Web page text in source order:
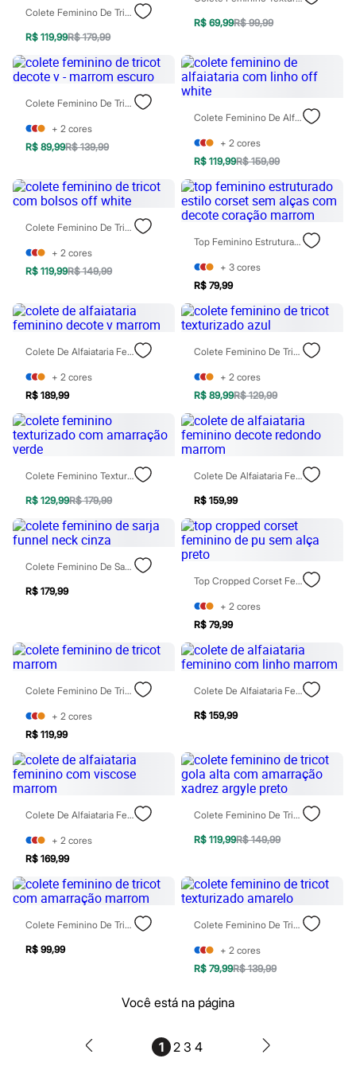
Rasteirinhas
Tênis
Diversão
Marcas
Baby Club
Fifteen
Miss Fifteen
Palomino
Moda íntima
Calcinhas
Meias
Pijamas
Moda praia
Biquínis e Maiôs
Sungas
Personagens
Hello Kitty
Homem Aranha
Naruto
Patrulha Canina
Sonic
Stitch
Beleza
Kits
Perfumes árabes
Novidades
Cabelos
Condicionador
Escovas e Pentes
Shampoo
Tratamento
Cuidados com o corpo
Hidratante
Protetor solar
Tratamento
Hidratante
Protetor solar
Tônicos
Maquiagens
Base
Batom
Blush
Corretivo
Gloss
Pó facial
Sombras
Al Wataniah
Banderas
Boca Rosa
Bruna Tavares
Ciclo
Fran by Franciny Ehlke
Lancôme
Mari Maria
Mascavo
Colete Feminino De Tricot Texturizado Listrado Mindset Colorido
R$ 119,99R$ 179,99
R$ 69,99R$ 99,99
Colete Feminino De Tricot Decote V - Marrom Escuro
+ 2 cores
R$ 89,99R$ 139,99
Colete Feminino De Alfaiataria Com Linho Off White
+ 2 cores
R$ 119,99R$ 159,99
Colete Feminino De Tricot Com Bolsos Off White
+ 2 cores
R$ 119,99R$ 149,99
Top Feminino Estruturado Estilo Corset Sem Alças Com Decote Coração Marrom
+ 3 cores
R$ 79,99
Colete De Alfaiataria Feminino Decote V Marrom
+ 2 cores
R$ 189,99
Colete Feminino De Tricot Texturizado Azul
+ 2 cores
R$ 89,99R$ 129,99
Colete Feminino Texturizado Com Amarração Verde
R$ 129,99R$ 179,99
Colete De Alfaiataria Feminino Decote Redondo Marrom
R$ 159,99
Colete Feminino De Sarja Funnel Neck Cinza
R$ 179,99
Top Cropped Corset Feminino De Pu Sem Alça Preto
+ 2 cores
R$ 79,99
Colete Feminino De Tricot Marrom
+ 2 cores
R$ 119,99
Colete De Alfaiataria Feminino Com Linho Marrom
R$ 159,99
Colete De Alfaiataria Feminino Com Viscose Marrom
+ 2 cores
R$ 169,99
Colete Feminino De Tricot Gola Alta Com Amarração Xadrez Argyle Preto
R$ 119,99R$ 149,99
Colete Feminino De Tricot Com Amarração Marrom
R$ 99,99
Colete Feminino De Tricot Texturizado Amarelo
+ 2 cores
R$ 79,99R$ 139,99
Você está na página
1 2 3 4